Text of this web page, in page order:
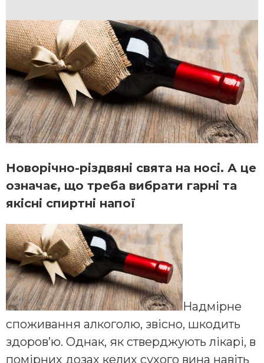
Новорічно-різдвяні свята на носі. А це
означає, що треба вибрати гарні та
якісні спиртні напої
Надмірне
споживання алкоголю, звісно, шкодить
здоров’ю. Однак, як стверджують лікарі, в
помірних дозах келих сухого вина навіть